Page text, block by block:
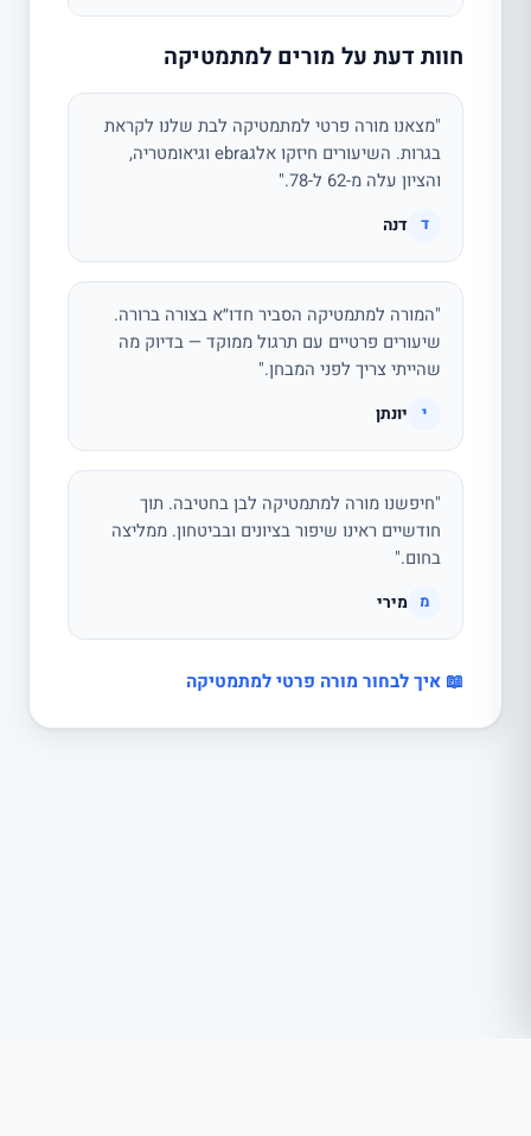
חוות דעת על מורים למתמטיקה
"מצאנו מורה פרטי למתמטיקה לבת שלנו לקראת
בגרות. השיעורים חיזקו אלגebra וגיאומטריה,
והציון עלה מ-62 ל-78."
ד דנה
"המורה למתמטיקה הסביר חדו״א בצורה ברורה.
שיעורים פרטיים עם תרגול ממוקד — בדיוק מה
שהייתי צריך לפני המבחן."
י יונתן
"חיפשנו מורה למתמטיקה לבן בחטיבה. תוך
חודשיים ראינו שיפור בציונים ובביטחון. ממליצה
בחום."
מ מירי
📖 איך לבחור מורה פרטי למתמטיקה